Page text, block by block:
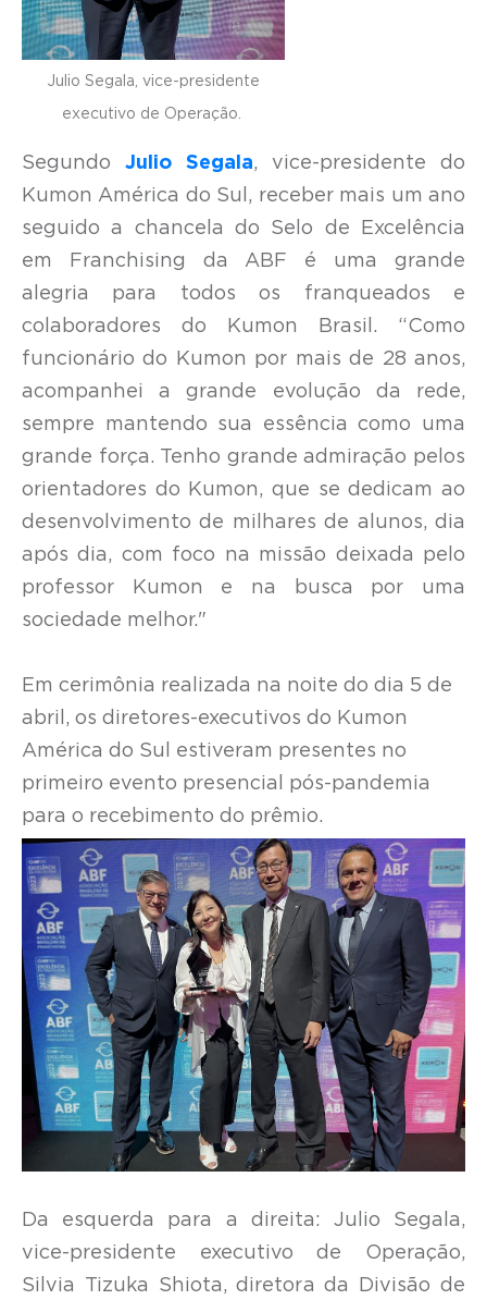
Julio Segala, vice-presidente
executivo de Operação.
Segundo Julio Segala, vice-presidente do
Kumon América do Sul, receber mais um ano
seguido a chancela do Selo de Excelência
em Franchising da ABF é uma grande
alegria para todos os franqueados e
colaboradores do Kumon Brasil. “Como
funcionário do Kumon por mais de 28 anos,
acompanhei a grande evolução da rede,
sempre mantendo sua essência como uma
grande força. Tenho grande admiração pelos
orientadores do Kumon, que se dedicam ao
desenvolvimento de milhares de alunos, dia
após dia, com foco na missão deixada pelo
professor Kumon e na busca por uma
sociedade melhor."
Em cerimônia realizada na noite do dia 5 de
abril, os diretores-executivos do Kumon
América do Sul estiveram presentes no
primeiro evento presencial pós-pandemia
para o recebimento do prêmio.
Da esquerda para a direita: Julio Segala,
vice-presidente executivo de Operação,
Silvia Tizuka Shiota, diretora da Divisão de